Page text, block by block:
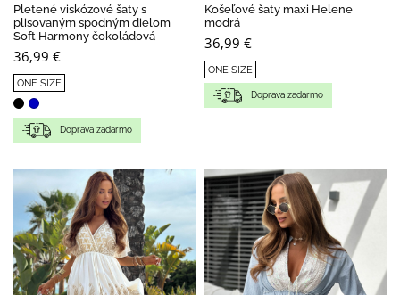
Pletené viskózové šaty s
plisovaným spodným dielom
Soft Harmony čokoládová
36,99 €
ONE SIZE
Doprava zadarmo
Košeľové šaty maxi Helene
modrá
36,99 €
ONE SIZE
Doprava zadarmo